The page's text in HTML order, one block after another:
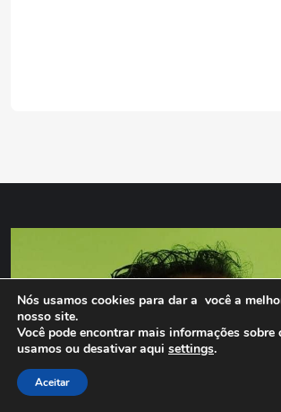
Nós usamos cookies para dar a você a
nosso site.
Você pode encontrar mais informações sobre
usamos ou desativar aqui settings.
Aceitar